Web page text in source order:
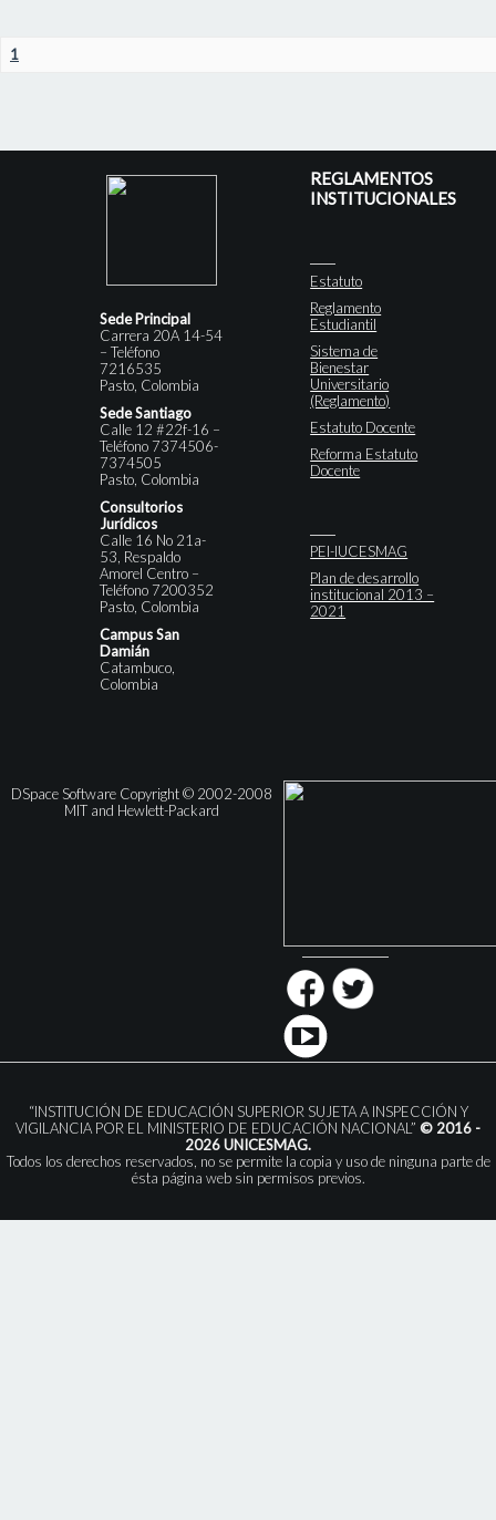
1
Sede Principal
Carrera 20A 14-54
– Teléfono
7216535
Pasto, Colombia
Sede Santiago
Calle 12 #22f-16 –
Teléfono 7374506-
7374505
Pasto, Colombia
Consultorios
Jurídicos
Calle 16 No 21a-
53, Respaldo
Amorel Centro –
Teléfono 7200352
Pasto, Colombia
Campus San
Damián
Catambuco,
Colombia
REGLAMENTOS
INSTITUCIONALES
Estatuto
Reglamento
Estudiantil
Sistema de
Bienestar
Universitario
(Reglamento)
Estatuto Docente
Reforma Estatuto
Docente
PEI-IUCESMAG
Plan de desarrollo
institucional 2013 –
2021
DSpace Software Copyright © 2002-2008
MIT and Hewlett-Packard
“INSTITUCIÓN DE EDUCACIÓN SUPERIOR SUJETA A INSPECCIÓN Y
VIGILANCIA POR EL MINISTERIO DE EDUCACIÓN NACIONAL” © 2016 -
2026 UNICESMAG.
Todos los derechos reservados, no se permite la copia y uso de ninguna parte de
ésta página web sin permisos previos.